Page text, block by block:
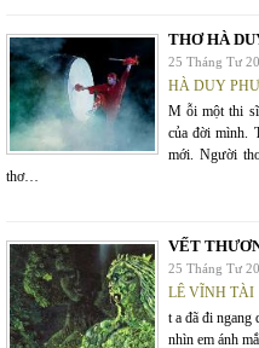
THƠ HÀ
25 Tháng Tư
HÀ DUY
M ỗi một thi sĩ
của đời mình.
mới. Người
thơ…
VẾT
25 Tháng Tư
LÊ VĨNH TÀI
t a đã đi ngang
nhìn em ánh